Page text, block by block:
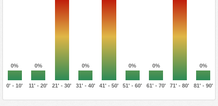
0% 0% 0% 0% 0% 0%
0' - 10' 11' - 20' 21' - 30' 31' - 40' 41' - 50' 51' - 60' 61' - 70' 71' - 80' 81' - 90'